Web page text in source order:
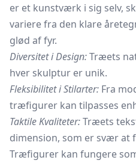
er et kunstværk i sig selv,
variere fra den klare
glød af fyr.
Diversitet i Design:Træets
hver skulptur er unik.
Fleksibilitet i Stilarter: Fra
træfigurer kan tilpasses
Taktile Kvaliteter:Træets
dimension, som er svær at
Træfigurer kan fungere